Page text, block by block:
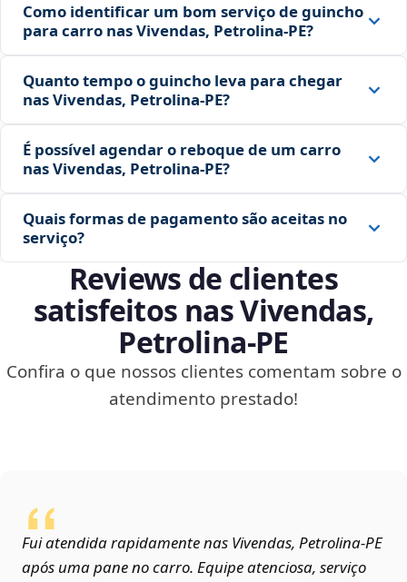
Como identificar um bom serviço de guincho
para carro nas Vivendas, Petrolina‑PE?
Quanto tempo o guincho leva para chegar
nas Vivendas, Petrolina‑PE?
É possível agendar o reboque de um carro
nas Vivendas, Petrolina‑PE?
Quais formas de pagamento são aceitas no
serviço?
Reviews de clientes
satisfeitos nas Vivendas,
Petrolina‑PE
Confira o que nossos clientes comentam sobre o
atendimento prestado!
Fui atendida rapidamente nas Vivendas, Petrolina‑PE
após uma pane no carro. Equipe atenciosa, serviço